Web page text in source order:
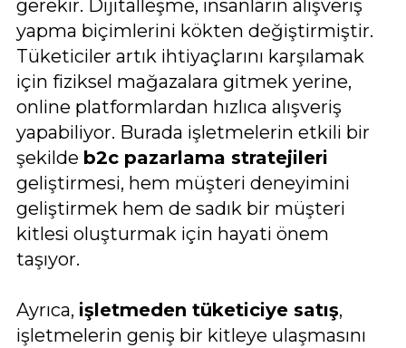
gerekir. Dijitalleşme, insanların alışveriş
yapma biçimlerini kökten değiştirmiştir.
Tüketiciler artık ihtiyaçlarını karşılamak
için fiziksel mağazalara gitmek yerine,
online platformlardan hızlıca alışveriş
yapabiliyor. Burada işletmelerin etkili bir
şekilde b2c pazarlama stratejileri
geliştirmesi, hem müşteri deneyimini
geliştirmek hem de sadık bir müşteri
kitlesi oluşturmak için hayati önem
taşıyor.
Ayrıca, işletmeden tüketiciye satış,
işletmelerin geniş bir kitleye ulaşmasını